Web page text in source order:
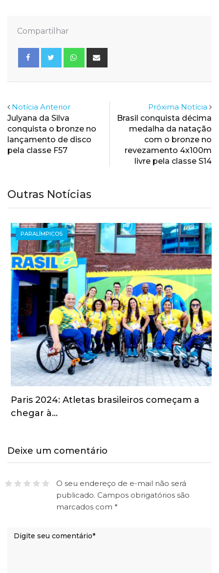
Compartilhar
Whatsapp
Notícia Anterior
Julyana da Silva
conquista o bronze no
lançamento de disco
pela classe F57
Próxima Notícia
Brasil conquista décima
medalha da natação
com o bronze no
revezamento 4x100m
livre pela classe S14
Outras Notícias
PARALÍMPICOS
Paris 2024: Atletas brasileiros começam a
chegar à…
Deixe um comentário
O seu endereço de e-mail não será
publicado. Campos obrigatórios são
marcados com *